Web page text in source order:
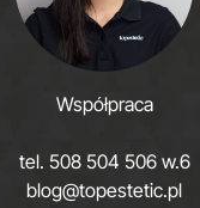
Współpraca
tel. 508 504 506 w.6
blog@topestetic.pl